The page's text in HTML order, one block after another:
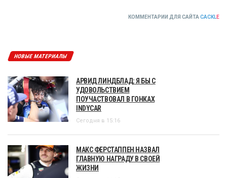
КОММЕНТАРИИ ДЛЯ САЙТА CACKLE
НОВЫЕ МАТЕРИАЛЫ
АРВИД ЛИНДБЛАД: Я БЫ С
УДОВОЛЬСТВИЕМ
ПОУЧАСТВОВАЛ В ГОНКАХ
INDYCAR
Сегодня в 15:16
МАКС ФЕРСТАППЕН НАЗВАЛ
ГЛАВНУЮ НАГРАДУ В СВОЕЙ
ЖИЗНИ